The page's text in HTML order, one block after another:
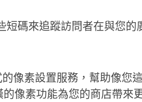
碼來追蹤訪問者在與您的
像素設置服務，幫助像您
像素功能為您的商店帶來